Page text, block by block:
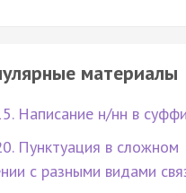
материалы
Написание н/нн в
Пунктуация в сложном
с разными видами